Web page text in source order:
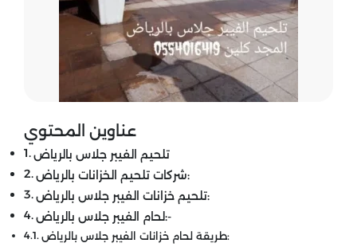
عناوين المحتوي
تلحيم الفيبر جلاس بالرياض
شركات تلحيم الخزانات بالرياض:
تلحيم خزانات الفيبر جلاس بالرياض:
لحام الفيبر جلاس بالرياض:-
طريقة لحام خزانات الفيبر جلاس بالرياض: